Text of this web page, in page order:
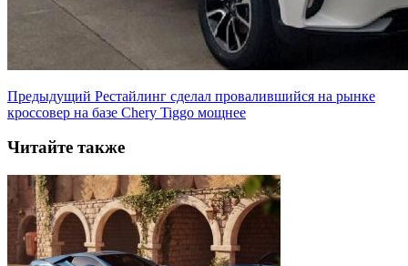
Предыдущий Рестайлинг сделал провалившийся на рынке
кроссовер на базе Chery Tiggo мощнее
Читайте также